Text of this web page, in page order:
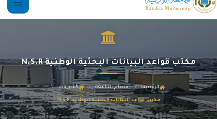
مكتب قواعد البيانات البحثية الوطنية N.S.R
الرئيسية / أقسام الجامعة / المديريات /
مكتب قواعد البيانات البحثية الوطنية N.S.R